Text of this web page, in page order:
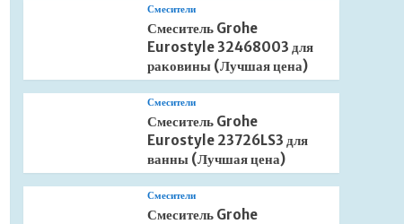
Смесители
Смеситель Grohe
Eurostyle 32468003 для
раковины (Лучшая цена)
Смесители
Смеситель Grohe
Eurostyle 23726LS3 для
ванны (Лучшая цена)
Смесители
Смеситель Grohe